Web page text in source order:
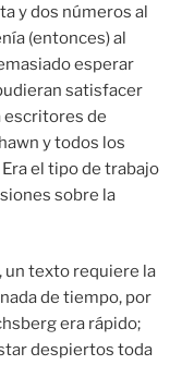
y dos números al
(entonces) al
esperar
satisfacer
escritores de
y todos los
el tipo de trabajo
sobre la
un texto requiere la
de tiempo, por
era rápido;
despiertos toda